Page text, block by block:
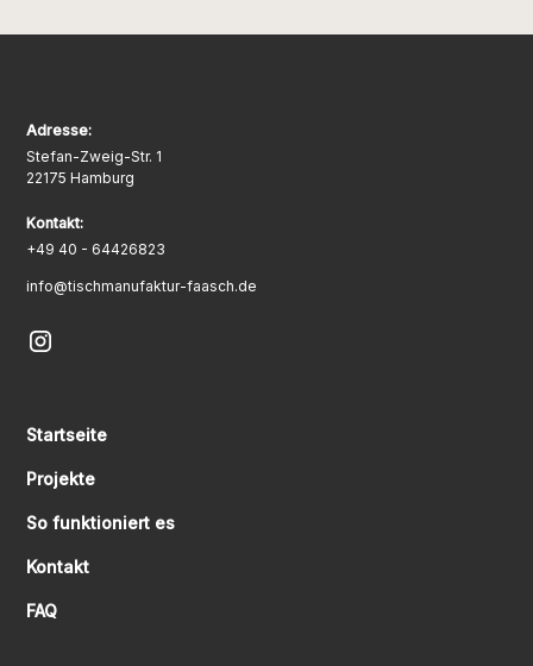
Adresse:
Stefan-Zweig-Str. 1
22175 Hamburg
Kontakt:
+49 40 - 64426823
info@tischmanufaktur-faasch.de
Startseite
Projekte
So funktioniert es
Kontakt
FAQ